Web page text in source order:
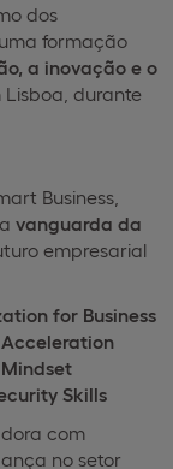
dos
formação
a inovação e o
Lisboa, durante
Business,
vanguarda da
empresarial
for Business
Skills
com
no setor